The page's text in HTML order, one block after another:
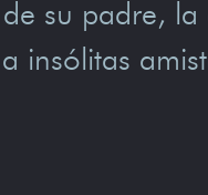
su padre, la
insólitas